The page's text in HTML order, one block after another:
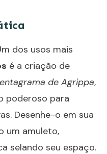
dos usos mais
é a criação de
de Agrippa,
poderoso para
Desenhe-o em sua
um amuleto,
selando seu espaço.